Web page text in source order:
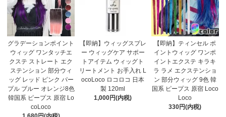
グラデーションポイント
ウィッグ ワンタッチエ
クステ ストレート エク
ステンション 部分ウィ
ッグ レッド ピンク パー
プル ブルー オレンジ8色
韓国系 ピープス 原宿 Lo
coLoco
【即納】ウィッグスプレ
ー ウィッグケア サポー
トアイテム ウィッグト
リートメント お手入れ L
ocoLoco ロコロコ 日本
製 120ml
1,000円(内税)
【即納】ティンセル ポ
イントウィッグ ワンポ
イントエクステ キラキ
ラ ラメ エクステンショ
ン 部分ウィッグ 9色 韓
国系 ピープス 原宿 Loco
Loco
330円(内税)